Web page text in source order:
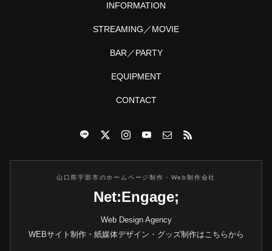
INFORMATION
STREAMING／MOVIE
BAR／PARTY
EQUIPMENT
CONTACT
山口県宇部市のホームページ制作・Web制作会社
Net:Engage;
Web Design Agency
WEBサイト制作・紙媒体デザイン・グッズ制作はこちらから